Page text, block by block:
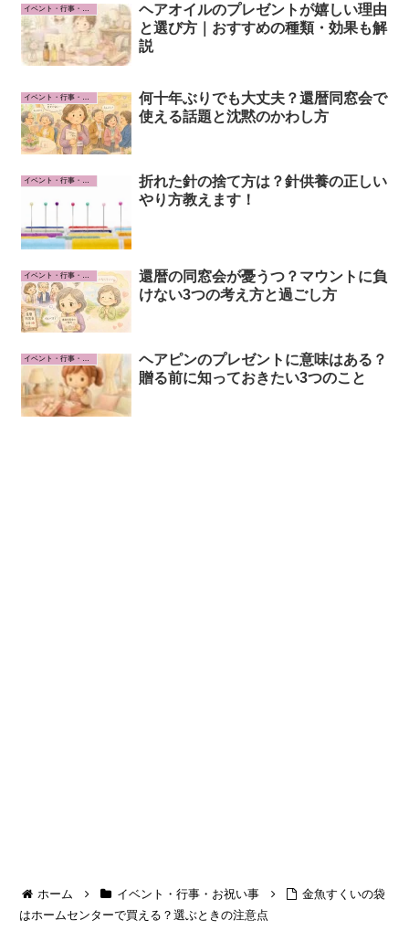
ヘアオイルのプレゼントが嬉しい理由
と選び方｜おすすめの種類・効果も解
説
イベント・行事・お祝い事
何十年ぶりでも大丈夫？還暦同窓会で
使える話題と沈黙のかわし方
イベント・行事・お祝い事
折れた針の捨て方は？針供養の正しい
やり方教えます！
イベント・行事・お祝い事
還暦の同窓会が憂うつ？マウントに負
けない3つの考え方と過ごし方
イベント・行事・お祝い事
ヘアピンのプレゼントに意味はある？
贈る前に知っておきたい3つのこと
ホーム イベント・行事・お祝い事
金魚すくいの袋
はホームセンターで買える？選ぶときの注意点